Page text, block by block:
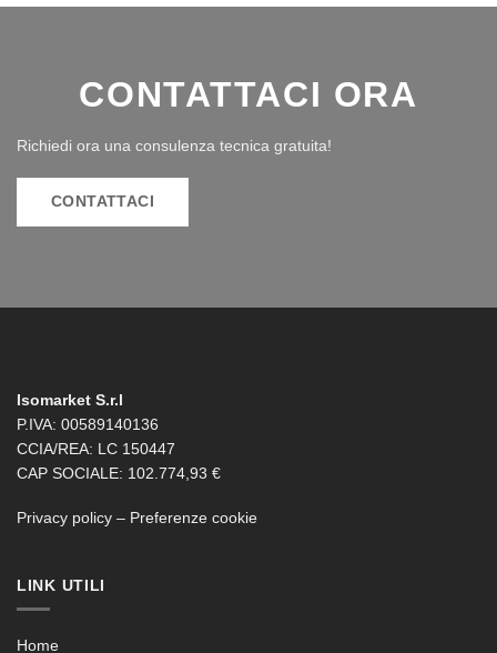
CONTATTACI ORA
Richiedi ora una consulenza tecnica gratuita!
CONTATTACI
Isomarket S.r.l
P.IVA: 00589140136
CCIA/REA: LC 150447
CAP SOCIALE: 102.774,93 €
Privacy policy – Preferenze cookie
LINK UTILI
Home